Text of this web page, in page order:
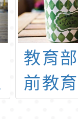
教育
前教